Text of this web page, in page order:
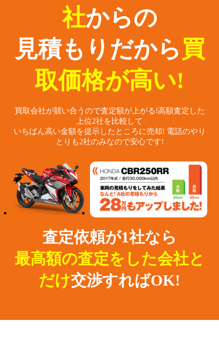
社からの
見積もりだから 買
取価格が高い!
買取会社が競い合うので査定額が上がる!高額査定した
上位2社を比較して
いちばん高い金額を提示したところに売却! 電話のやり
とりも2社のみなので安心です!
査定依頼が1社なら
最高額の査定をした会社と
だけ交渉すればOK!